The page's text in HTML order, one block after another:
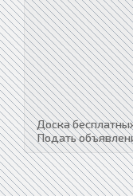
Доска
Подать